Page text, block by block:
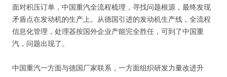
面对积压订单，中国重汽全流程梳理，寻找问题根源，最终发现
矛盾点在发动机的生产上。从德国引进的发动机生产线，全流程
信息化管理，处理器按国外企业产能完全胜任，可到了中国重
汽，问题出现了。
中国重汽一方面与德国厂家联系，一方面组织研发力量改进升